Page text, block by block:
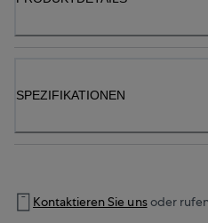
SPEZIFIKATIONEN
Kontaktieren Sie unsoder